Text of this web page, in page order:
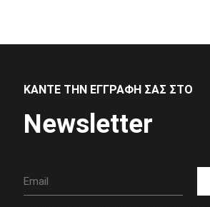
ΚΑΝΤΕ ΤΗΝ ΕΓΓΡΑΦΗ ΣΑΣ ΣΤΟ
Newsletter